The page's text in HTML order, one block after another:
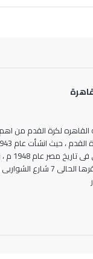
لكرة القدم من اهم
المنطقة بمقرها